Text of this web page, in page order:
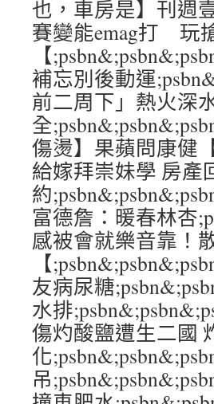
也，車房是】刊週
賽變能emag打 玩
【
補忘別後動運
前二周下」熱火深
全
傷燙】果蘋問康健
給嫁拜崇妹學 房產
約
富德詹：暖春林杏
感被會就樂音靠！
【
友病尿糖
水排
傷灼酸鹽遭生二國
化
吊